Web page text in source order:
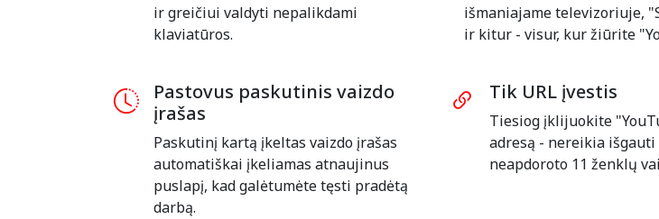
ir greičiui valdyti nepalikdami
klaviatūros.
išmaniajame televizoriuje,
ir kitur - visur, kur žiūrite
Pastovus paskutinis vaizdo
įrašas
Paskutinį kartą įkeltas vaizdo įrašas
automatiškai įkeliamas atnaujinus
puslapį, kad galėtumėte tęsti pradėtą
darbą.
Tik URL įvestis
Tiesiog įklijuokite
adresą - nereikia
neapdoroto 11 ženklų